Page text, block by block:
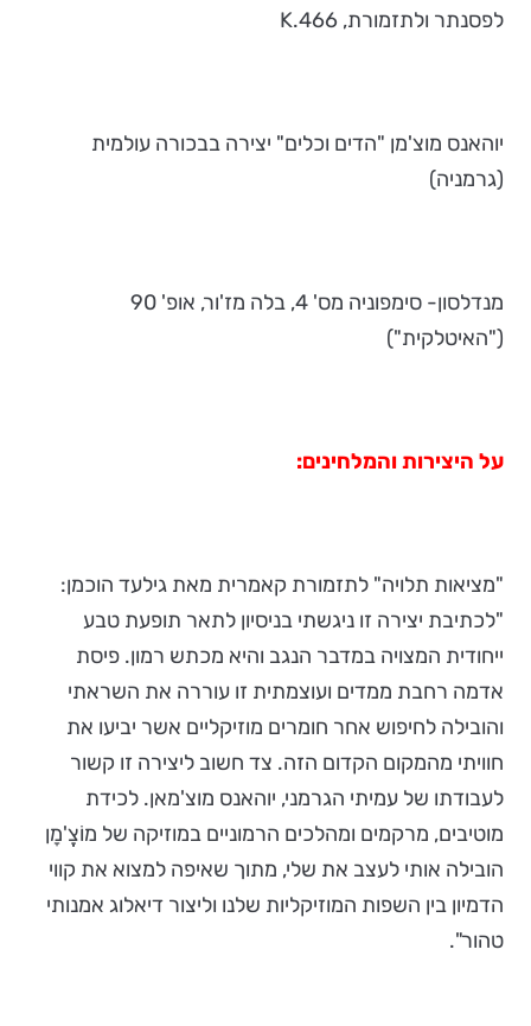
לפסנתר ולתזמורת, K.466
יוהאנס מוצ'מן "הדים וכלים" יצירה בבכורה עולמית
(גרמניה)
מנדלסון- סימפוניה מס' 4, בלה מז'ור, אופ' 90
("האיטלקית")
על היצירות והמלחינים:
"מציאות תלויה" לתזמורת קאמרית מאת גילעד הוכמן:
"לכתיבת יצירה זו ניגשתי בניסיון לתאר תופעת טבע
ייחודית המצויה במדבר הנגב והיא מכתש רמון. פיסת
אדמה רחבת ממדים ועוצמתית זו עוררה את השראתי
והובילה לחיפוש אחר חומרים מוזיקליים אשר יביעו את
חוויתי מהמקום הקדום הזה. צד חשוב ליצירה זו קשור
לעבודתו של עמיתי הגרמני, יוהאנס מוצ'מאן. לכידת
מוטיבים, מרקמים ומהלכים הרמוניים במוזיקה של מוֹצֱ'מָן
הובילה אותי לעצב את שלי, מתוך שאיפה למצוא את קווי
הדמיון בין השפות המוזיקליות שלנו וליצור דיאלוג אמנותי
טהור".